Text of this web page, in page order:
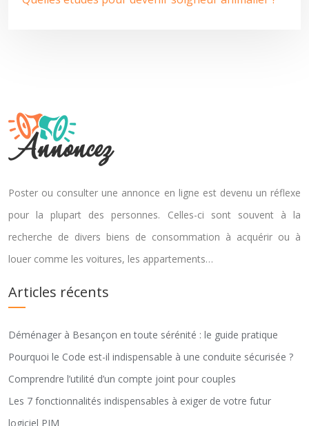
Poster ou consulter une annonce en ligne est devenu un réflexe
pour la plupart des personnes. Celles-ci sont souvent à la
recherche de divers biens de consommation à acquérir ou à
louer comme les voitures, les appartements…
Articles récents
Déménager à Besançon en toute sérénité : le guide pratique
Pourquoi le Code est-il indispensable à une conduite sécurisée ?
Comprendre l’utilité d’un compte joint pour couples
Les 7 fonctionnalités indispensables à exiger de votre futur
logiciel PIM